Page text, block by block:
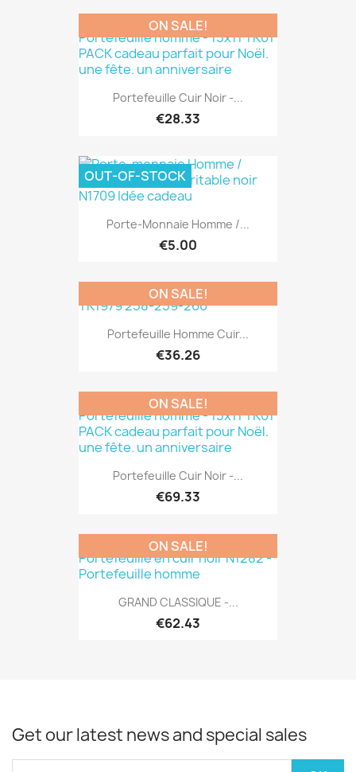
Portefeuille Cuir Noir -...
€28.33
ON SALE!
Porte-Monnaie Homme /...
€5.00
OUT-OF-STOCK
Portefeuille Homme Cuir...
€36.26
ON SALE!
Portefeuille Cuir Noir -...
€69.33
ON SALE!
GRAND CLASSIQUE -...
€62.43
ON SALE!
Get our latest news and special sales